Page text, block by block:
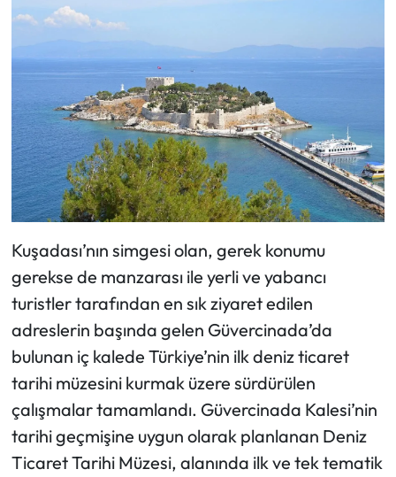
Kuşadası’nın simgesi olan, gerek konumu
gerekse de manzarası ile yerli ve yabancı
turistler tarafından en sık ziyaret edilen
adreslerin başında gelen Güvercinada’da
bulunan iç kalede Türkiye’nin ilk deniz ticaret
tarihi müzesini kurmak üzere sürdürülen
çalışmalar tamamlandı. Güvercinada Kalesi’nin
tarihi geçmişine uygun olarak planlanan Deniz
Ticaret Tarihi Müzesi, alanında ilk ve tek tematik